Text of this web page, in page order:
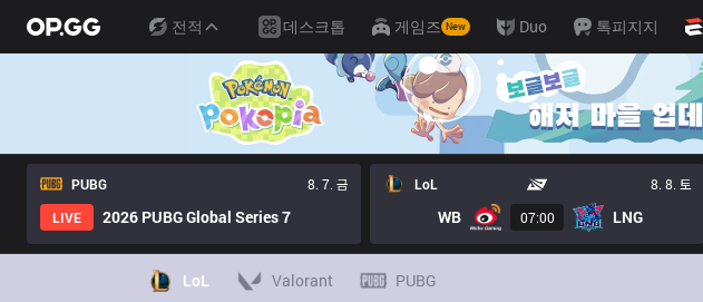
전적 데스크톱 게임즈 New Duo 톡피지지
PUBG
8. 7. 금
LIVE
2026 PUBG Global Series 7
LoL 8. 8. 토
WB 07:00 LNG
LoL Valorant PUBG